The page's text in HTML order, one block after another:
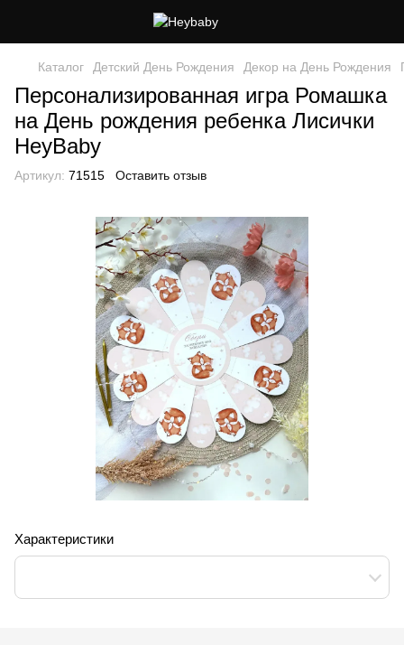
Каталог Детский День Рождения Декор на День Рождения
Персонализированная игра Ромашка
на День рождения ребенка Лисички
HeyBaby
Артикул: 71515 Оставить отзыв
Характеристики